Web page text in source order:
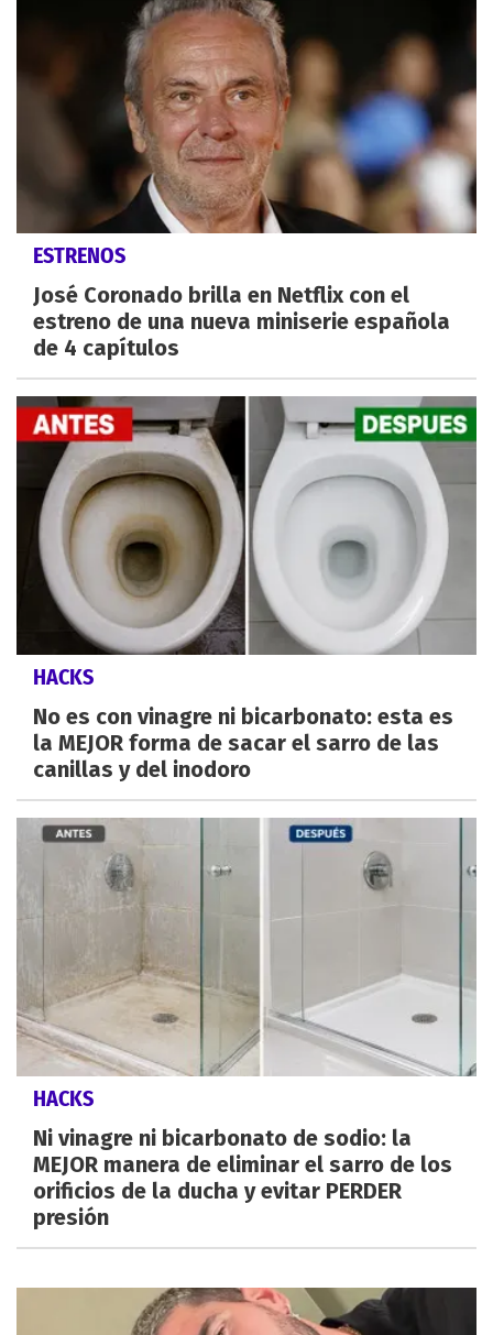
ESTRENOS
José Coronado brilla en Netflix con el
estreno de una nueva miniserie española
de 4 capítulos
HACKS
No es con vinagre ni bicarbonato: esta es
la MEJOR forma de sacar el sarro de las
canillas y del inodoro
HACKS
Ni vinagre ni bicarbonato de sodio: la
MEJOR manera de eliminar el sarro de los
orificios de la ducha y evitar PERDER
presión